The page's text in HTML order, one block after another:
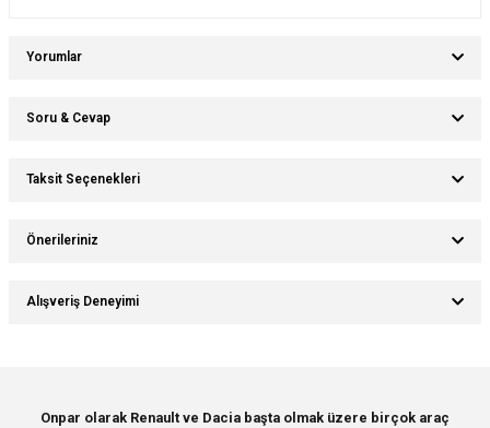
Yorumlar
Soru & Cevap
Taksit Seçenekleri
Önerileriniz
Bu ürünün fiyat bilgisi, resim, ürün açıklamalarında ve diğer konularda
yetersiz gördüğünüz noktaları öneri formunu kullanarak tarafımıza
Ürün resmi kalitesiz, bozuk veya görüntülenemiyor.
Alışveriş Deneyimi
Onpar olarak Renault ve Dacia başta olmak üzere birçok araç